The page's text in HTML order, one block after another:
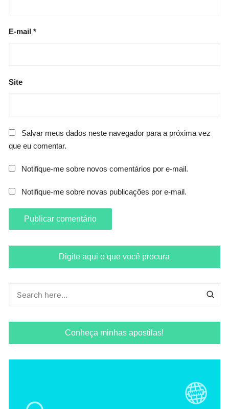
E-mail*
Site
Salvar meus dados neste navegador para a próxima vez
que eu comentar.
Notifique-me sobre novos comentários por e-mail.
Notifique-me sobre novas publicações por e-mail.
Digite aqui o que você procura
Conheça minhas apostilas!